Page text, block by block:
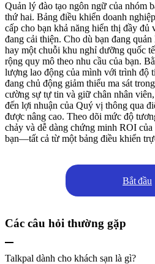
Quản lý đào tạo ngôn ngữ của nhóm
thứ hai. Bảng điều khiển doanh
cấp cho bạn khả năng hiển thị đầy đủ
đang cải thiện. Cho dù bạn đang
hay một chuỗi khu nghỉ dưỡng quốc
rộng quy mô theo nhu cầu của bạn.
lượng lao động của mình với trình độ
đang chủ động giảm thiểu ma sát
cường sự tự tin và giữ chân nhân
đến lợi nhuận của Quý vị thông qua
được nâng cao. Theo dõi mức độ
chảy và dễ dàng chứng minh ROI của
bạn—tất cả từ một bảng điều khiển
Bắt đầu
Các câu hỏi thường gặp
Talkpal dành cho khách sạn là gì?